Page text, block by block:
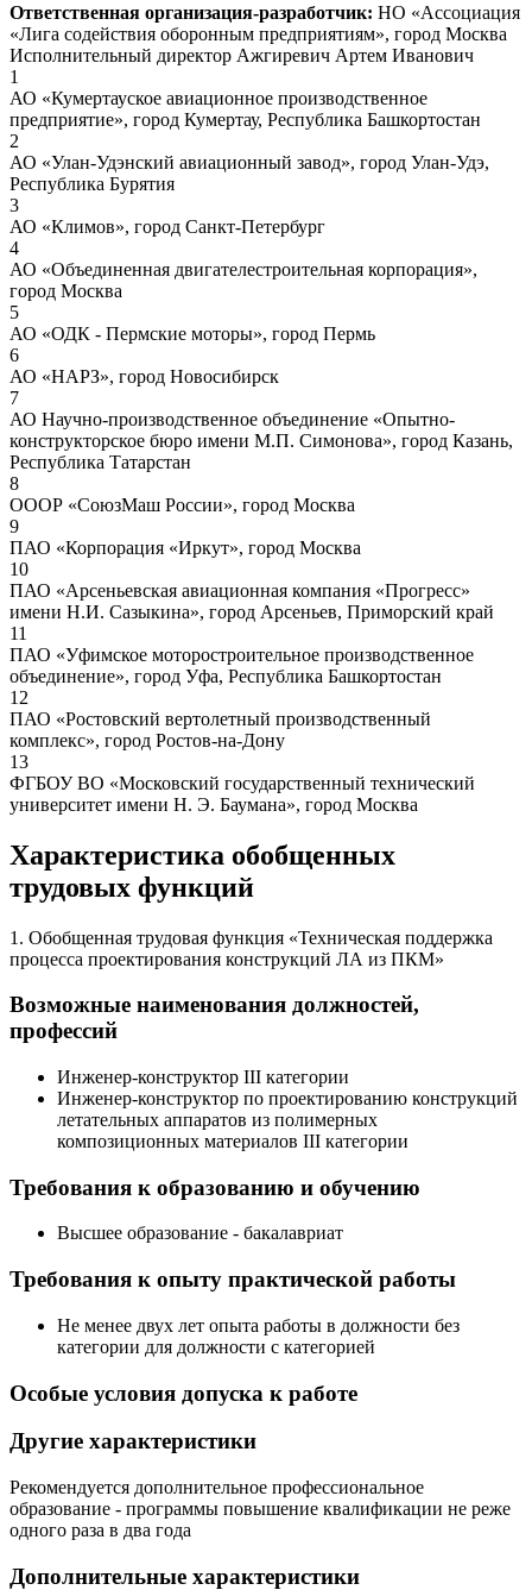
Ответственная организация-разработчик: НО «Ассоциация
«Лига содействия оборонным предприятиям», город Москва
Исполнительный директор Ажгиревич Артем Иванович
1
АО «Кумертауское авиационное производственное
предприятие», город Кумертау, Республика Башкортостан
2
АО «Улан-Удэнский авиационный завод», город Улан-Удэ,
Республика Бурятия
3
АО «Климов», город Санкт-Петербург
4
АО «Объединенная двигателестроительная корпорация»,
город Москва
5
АО «ОДК - Пермские моторы», город Пермь
6
АО «НАРЗ», город Новосибирск
7
АО Научно-производственное объединение «Опытно-
конструкторское бюро имени М.П. Симонова», город Казань,
Республика Татарстан
8
ОООР «СоюзМаш России», город Москва
9
ПАО «Корпорация «Иркут», город Москва
10
ПАО «Арсеньевская авиационная компания «Прогресс»
имени Н.И. Сазыкина», город Арсеньев, Приморский край
11
ПАО «Уфимское моторостроительное производственное
объединение», город Уфа, Республика Башкортостан
12
ПАО «Ростовский вертолетный производственный
комплекс», город Ростов-на-Дону
13
ФГБОУ ВО «Московский государственный технический
университет имени Н. Э. Баумана», город Москва
Характеристика обобщенных
трудовых функций
1. Обобщенная трудовая функция «Техническая поддержка
процесса проектирования конструкций ЛА из ПКМ»
Возможные наименования должностей,
профессий
Инженер-конструктор III категории
Инженер-конструктор по проектированию конструкций
летательных аппаратов из полимерных
композиционных материалов III категории
Требования к образованию и обучению
Высшее образование - бакалавриат
Требования к опыту практической работы
Не менее двух лет опыта работы в должности без
категории для должности с категорией
Особые условия допуска к работе
Другие характеристики
Рекомендуется дополнительное профессиональное
образование - программы повышение квалификации не реже
одного раза в два года
Дополнительные характеристики